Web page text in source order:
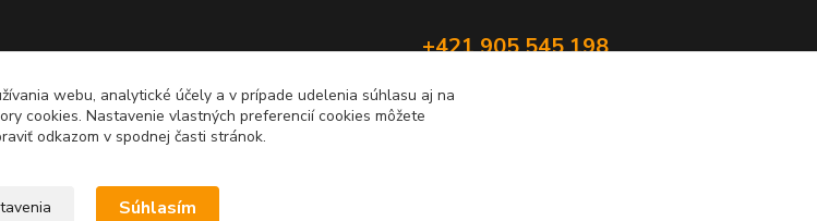
+421 905 545 198
webu, analytické účely a v prípade udelenia súhlasu aj na
cookies. Nastavenie vlastných preferencií cookies môžete
odkazom v spodnej časti stránok.
Súhlasím